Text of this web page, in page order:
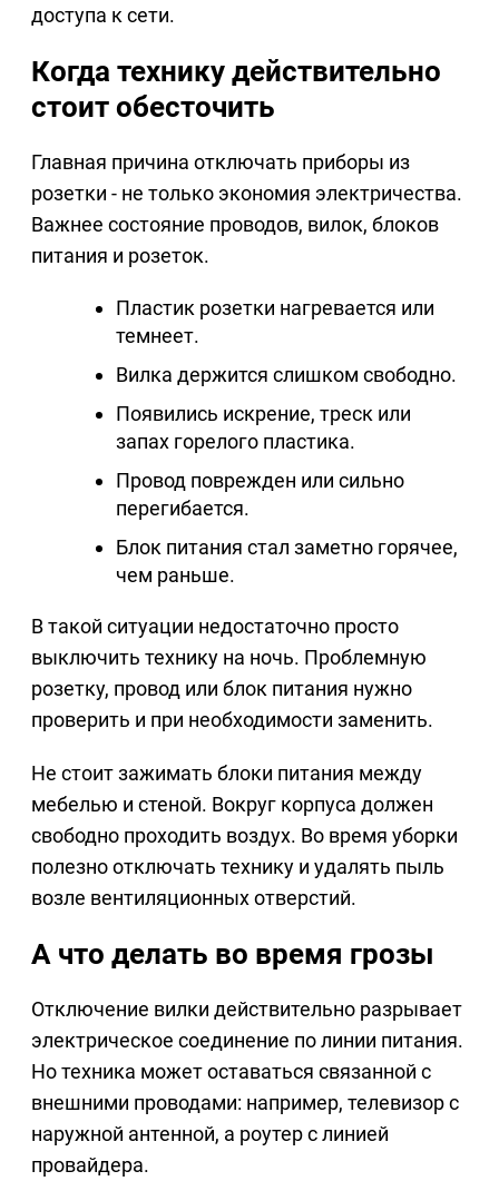
доступа к сети.
Когда технику действительно
стоит обесточить
Главная причина отключать приборы из
розетки - не только экономия электричества.
Важнее состояние проводов, вилок, блоков
питания и розеток.
Пластик розетки нагревается или
темнеет.
Вилка держится слишком свободно.
Появились искрение, треск или
запах горелого пластика.
Провод поврежден или сильно
перегибается.
Блок питания стал заметно горячее,
чем раньше.
В такой ситуации недостаточно просто
выключить технику на ночь. Проблемную
розетку, провод или блок питания нужно
проверить и при необходимости заменить.
Не стоит зажимать блоки питания между
мебелью и стеной. Вокруг корпуса должен
свободно проходить воздух. Во время уборки
полезно отключать технику и удалять пыль
возле вентиляционных отверстий.
А что делать во время грозы
Отключение вилки действительно разрывает
электрическое соединение по линии питания.
Но техника может оставаться связанной с
внешними проводами: например, телевизор с
наружной антенной, а роутер с линией
провайдера.